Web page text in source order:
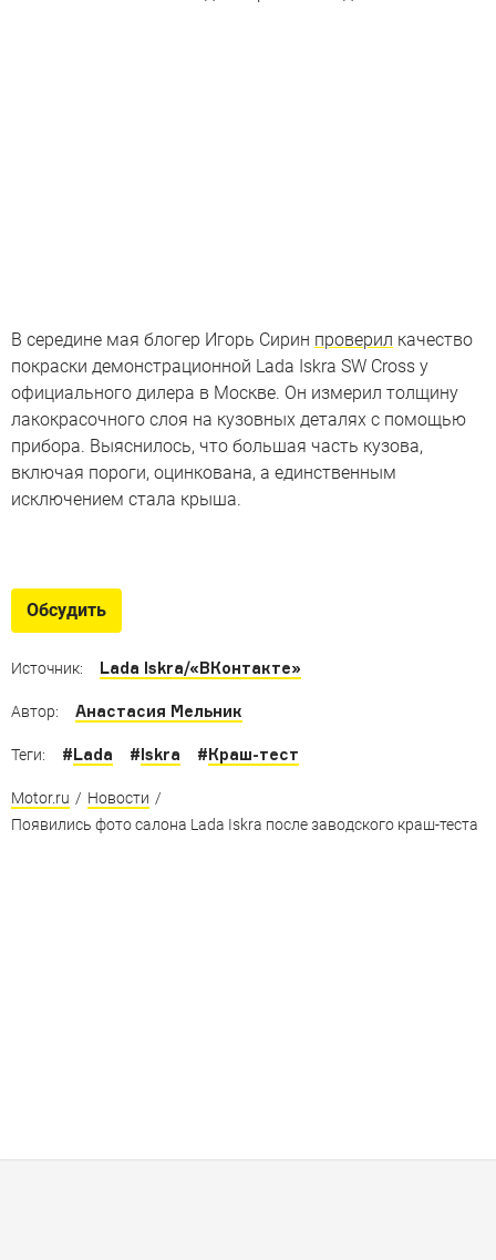
В середине мая блогер Игорь Сирин проверил качество
покраски демонстрационной Lada Iskra SW Cross у
официального дилера в Москве. Он измерил толщину
лакокрасочного слоя на кузовных деталях с помощью
прибора. Выяснилось, что большая часть кузова,
включая пороги, оцинкована, а единственным
исключением стала крыша.
Вспоминаем модели российских марок, запущенные
Обсудить
Источник: Lada Iskra/«ВКонтакте»
Автор: Анастасия Мельник
Теги: #Lada #Iskra #Краш-тест
Motor.ru / Новости /
Появились фото салона Lada Iskra после заводского краш-теста